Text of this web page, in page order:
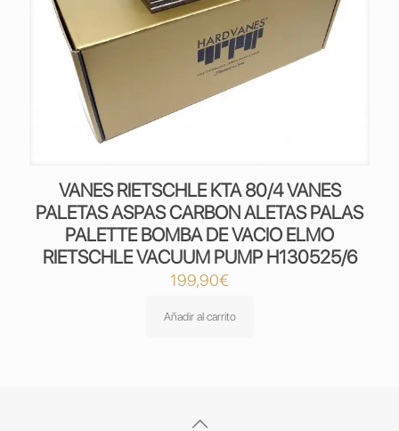
VANES RIETSCHLE KTA 80/4 VANES
PALETAS ASPAS CARBON ALETAS PALAS
PALETTE BOMBA DE VACIO ELMO
RIETSCHLE VACUUM PUMP H130525/6
199,90€
Añadir al carrito